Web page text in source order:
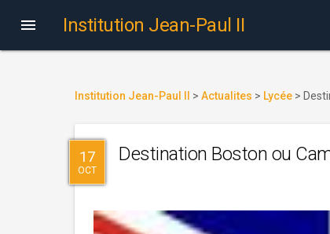
 Institution Jean-Paul II
Institution Jean-Paul II > Actualites > Lycée >
17
OCT
Destination Boston ou